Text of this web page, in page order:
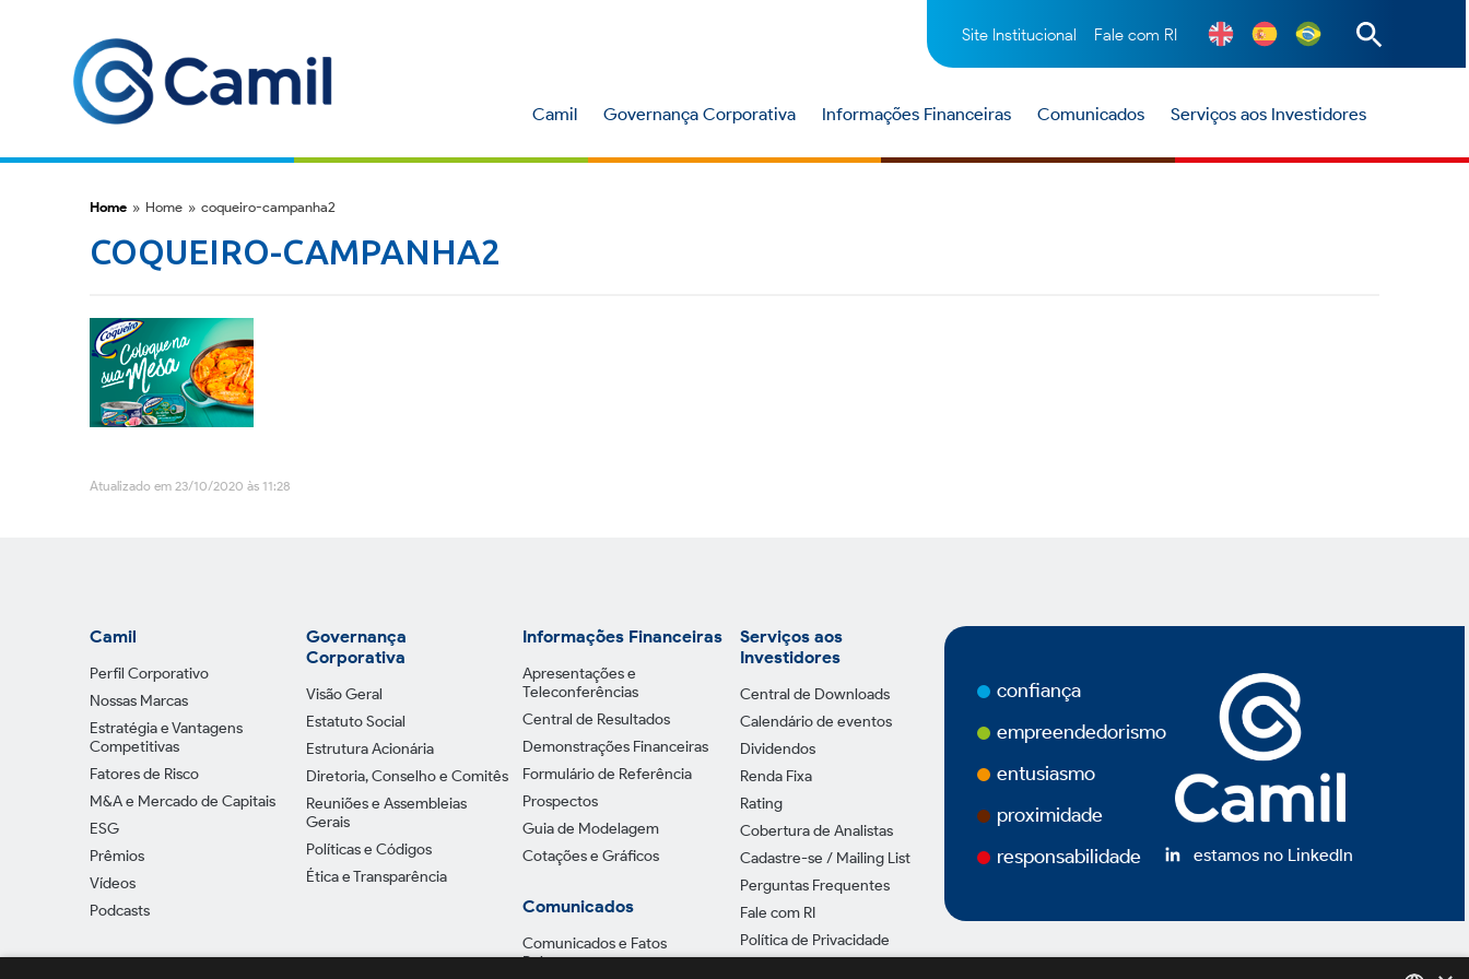
Site Institucional Fale com RI
Camil Governança Corporativa Informações Financeiras Comunicados Serviços aos Investidores
Home » Home » coqueiro-campanha2
COQUEIRO-CAMPANHA2
Atualizado em 23/10/2020 às 11:28
Camil
Perfil Corporativo
Nossas Marcas
Estratégia e Vantagens
Competitivas
Fatores de Risco
M&A e Mercado de Capitais
ESG
Prêmios
Vídeos
Podcasts
Governança
Corporativa
Visão Geral
Estatuto Social
Estrutura Acionária
Diretoria, Conselho e Comitês
Reuniões e Assembleias
Gerais
Políticas e Códigos
Ética e Transparência
Informações Financeiras
Apresentações e
Teleconferências
Central de Resultados
Demonstrações Financeiras
Formulário de Referência
Prospectos
Guia de Modelagem
Cotações e Gráficos
Comunicados
Comunicados e Fatos
Relevantes
Serviços aos
Investidores
Central de Downloads
Calendário de eventos
Dividendos
Renda Fixa
Rating
Cobertura de Analistas
Cadastre-se / Mailing List
Perguntas Frequentes
Fale com RI
Política de Privacidade
confiança
empreendedorismo
entusiasmo
proximidade
responsabilidade
estamos no LinkedIn